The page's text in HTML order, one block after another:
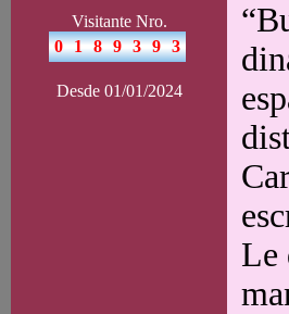
Visitante Nro.
Desde 01/01/2024
Le